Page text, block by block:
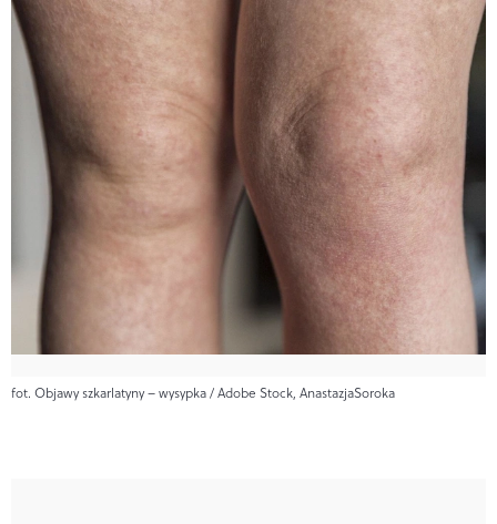
fot. Objawy szkarlatyny – wysypka / Adobe Stock, AnastazjaSoroka